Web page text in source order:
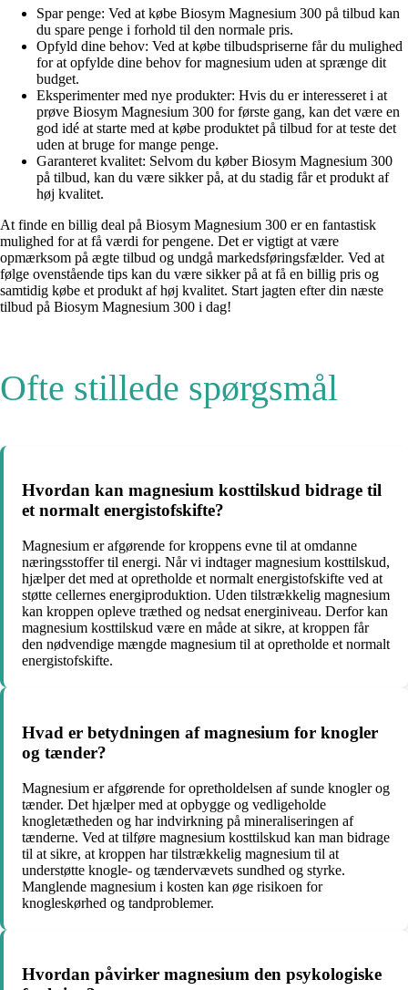
Spar penge: Ved at købe Biosym Magnesium 300 på tilbud kan
du spare penge i forhold til den normale pris.
Opfyld dine behov: Ved at købe tilbudspriserne får du mulighed
for at opfylde dine behov for magnesium uden at sprænge dit
budget.
Eksperimenter med nye produkter: Hvis du er interesseret i at
prøve Biosym Magnesium 300 for første gang, kan det være en
god idé at starte med at købe produktet på tilbud for at teste det
uden at bruge for mange penge.
Garanteret kvalitet: Selvom du køber Biosym Magnesium 300
på tilbud, kan du være sikker på, at du stadig får et produkt af
høj kvalitet.
At finde en billig deal på Biosym Magnesium 300 er en fantastisk
mulighed for at få værdi for pengene. Det er vigtigt at være
opmærksom på ægte tilbud og undgå markedsføringsfælder. Ved at
følge ovenstående tips kan du være sikker på at få en billig pris og
samtidig købe et produkt af høj kvalitet. Start jagten efter din næste
tilbud på Biosym Magnesium 300 i dag!
Ofte stillede spørgsmål
Hvordan kan magnesium kosttilskud bidrage til
et normalt energistofskifte?
Magnesium er afgørende for kroppens evne til at omdanne
næringsstoffer til energi. Når vi indtager magnesium kosttilskud,
hjælper det med at opretholde et normalt energistofskifte ved at
støtte cellernes energiproduktion. Uden tilstrækkelig magnesium
kan kroppen opleve træthed og nedsat energiniveau. Derfor kan
magnesium kosttilskud være en måde at sikre, at kroppen får
den nødvendige mængde magnesium til at opretholde et normalt
energistofskifte.
Hvad er betydningen af ​​magnesium for knogler
og tænder?
Magnesium er afgørende for opretholdelsen af ​​sunde knogler og
tænder. Det hjælper med at opbygge og vedligeholde
knogletætheden og har indvirkning på mineraliseringen af ​​
tænderne. Ved at tilføre magnesium kosttilskud kan man bidrage
til at sikre, at kroppen har tilstrækkelig magnesium til at
understøtte knogle- og tændervævets sundhed og styrke.
Manglende magnesium i kosten kan øge risikoen for
knogleskørhed og tandproblemer.
Hvordan påvirker magnesium den psykologiske